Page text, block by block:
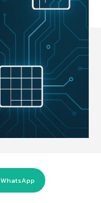
WhatsApp